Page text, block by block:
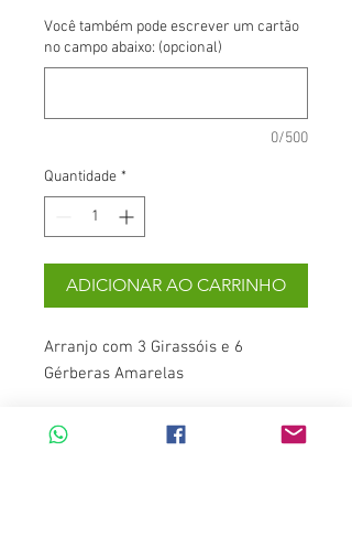
Você também pode escrever um cartão
no campo abaixo: (opcional)
0/500
Quantidade *
ADICIONAR AO CARRINHO
Arranjo com 3 Girassóis e 6
Gérberas Amarelas